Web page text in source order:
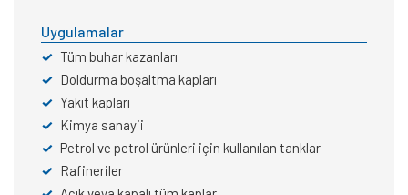
Uygulamalar
✓ Tüm buhar kazanları
✓ Doldurma boşaltma kapları
✓ Yakıt kapları
✓ Kimya sanayii
✓ Petrol ve petrol ürünleri için kullanılan tanklar
✓ Rafineriler